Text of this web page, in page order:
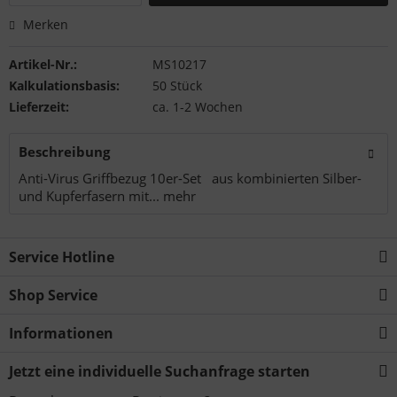
Merken
Artikel-Nr.:
MS10217
Kalkulationsbasis:
50 Stück
Lieferzeit:
ca. 1-2 Wochen
Beschreibung
Anti-Virus Griffbezug 10er-Set aus kombinierten Silber-
und Kupferfasern mit... mehr
Service Hotline
Shop Service
Informationen
Jetzt eine individuelle Suchanfrage starten